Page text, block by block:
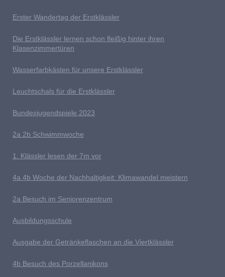
Erster Wandertag der Erstklässler
Die Erstklässler lernen schon fleißig hinter ihren
Klasenzimmertüren
Wasserfarbkästen für unsere Erstklässler
L euchtschals für die Erstklässler
Bundesjugendspiele 2023
2a 2b Schwimmwoche
1. Klässler lesen der 7m vor
4a 4b Woche der Nachhaltigkeit: Klimawandel meistern
2a Besuch im Seniorenzentrum
Ausbildungsschule
Ausgabe der Getränkeflaschen an die Viertklässler
4b Besuch des Porzellanikons